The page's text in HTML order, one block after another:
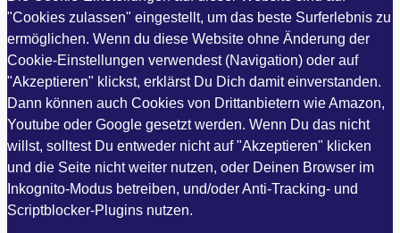
"Cookies zulassen" eingestellt, um das beste Surferlebnis zu
ermöglichen. Wenn du diese Website ohne Änderung der
Cookie-Einstellungen verwendest (Navigation) oder auf
"Akzeptieren" klickst, erklärst Du Dich damit einverstanden.
Dann können auch Cookies von Drittanbietern wie Amazon,
Youtube oder Google gesetzt werden. Wenn Du das nicht
willst, solltest Du entweder nicht auf "Akzeptieren" klicken
und die Seite nicht weiter nutzen, oder Deinen Browser im
Inkognito-Modus betreiben, und/oder Anti-Tracking- und
Scriptblocker-Plugins nutzen.